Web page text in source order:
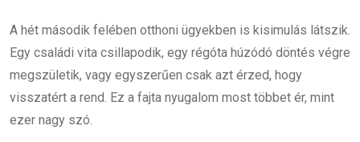
A hét második felében otthoni ügyekben is kisimulás látszik.
Egy családi vita csillapodik, egy régóta húzódó döntés végre
megszületik, vagy egyszerűen csak azt érzed, hogy
visszatért a rend. Ez a fajta nyugalom most többet ér, mint
ezer nagy szó.